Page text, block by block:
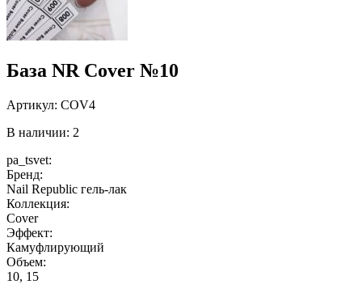
База NR Cover №10
Артикул: COV4
В наличии: 2
pa_tsvet:
Бренд:
Nail Republic гель-лак
Коллекция:
Cover
Эффект:
Камуфлирующий
Объем:
10, 15